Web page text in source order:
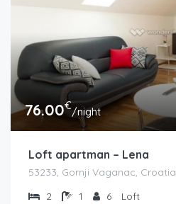
76.00€/night
Loft apartman – Lena
53233, Gornji Vaganac, Croatia
2
1 6 Loft